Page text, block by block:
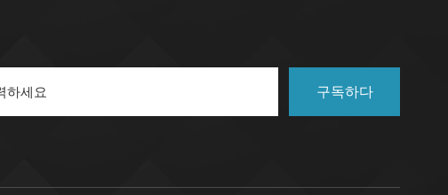
구독하다